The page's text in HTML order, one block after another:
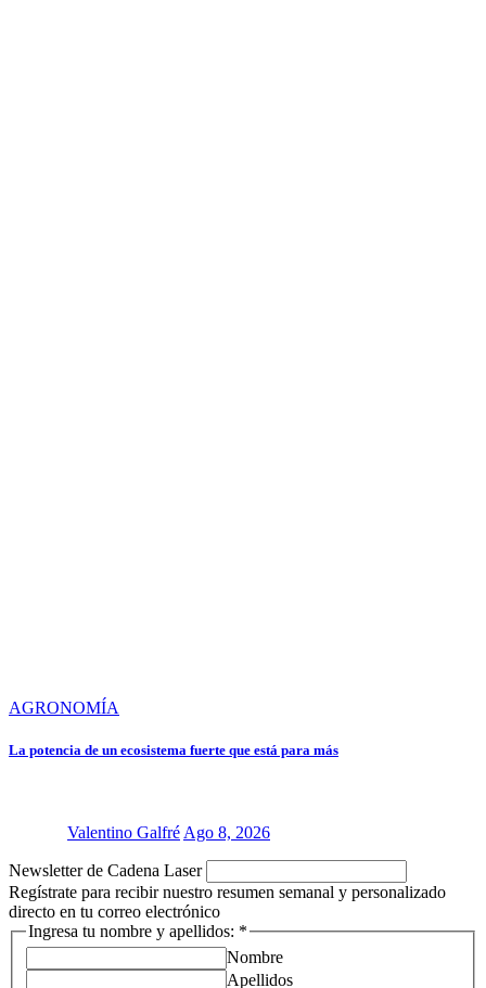
AGRONOMÍA
La potencia de un ecosistema fuerte que está para más
Valentino Galfré Ago 8, 2026
electrónico:
y
tu
Newsletter de Cadena Laser
Regístrate para recibir nuestro resumen semanal y personalizado
directo en tu correo electrónico
Ingresa tu nombre y apellidos: *
Nombre
Apellidos